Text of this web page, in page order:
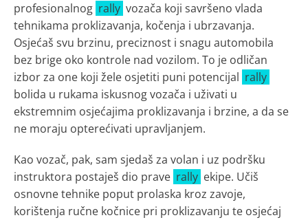
profesionalnog rally vozača koji savršeno vlada
tehnikama proklizavanja, kočenja i ubrzavanja.
Osjećaš svu brzinu, preciznost i snagu automobila
bez brige oko kontrole nad vozilom. To je odličan
izbor za one koji žele osjetiti puni potencijal rally
bolida u rukama iskusnog vozača i uživati u
ekstremnim osjećajima proklizavanja i brzine, a da se
ne moraju opterećivati upravljanjem.
Kao vozač, pak, sam sjedaš za volan i uz podršku
instruktora postaješ dio prave rally ekipe. Učiš
osnovne tehnike poput prolaska kroz zavoje,
korištenja ručne kočnice pri proklizavanju te osjećaj